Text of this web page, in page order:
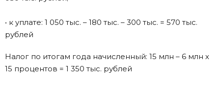
• к уплате: 1 050 тыс. – 180 тыс. – 300 тыс. = 570 тыс.
рублей
Налог по итогам года начисленный: 15 млн – 6 млн х
15 процентов = 1 350 тыс. рублей